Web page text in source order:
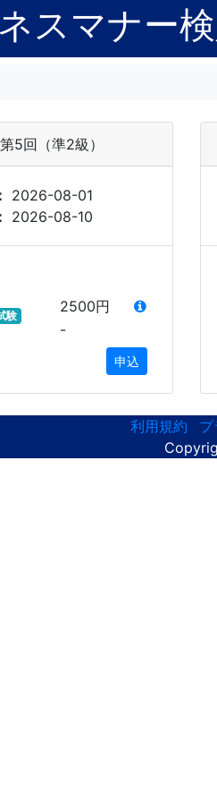
スマナー
5回（準2級）
2026-08-01
2026-08-10
験
2500円
-
申込
利用規約